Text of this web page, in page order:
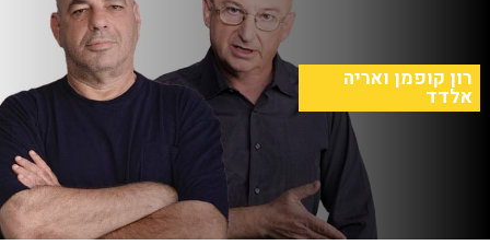
רון קופמן ואריה
אלדד